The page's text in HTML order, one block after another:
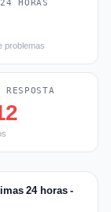
HORAS
problemas
RESPOSTA
24 horas -